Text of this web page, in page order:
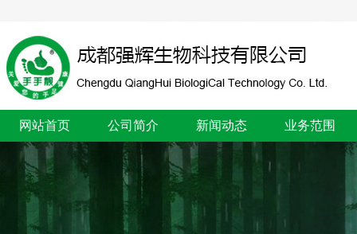
网站首页 公司简介 新闻动态 业务范围